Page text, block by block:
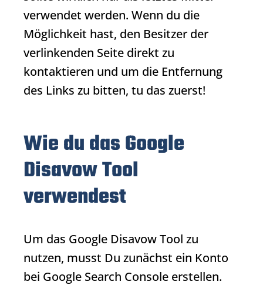
verwendet werden. Wenn du die
Möglichkeit hast, den Besitzer der
verlinkenden Seite direkt zu
kontaktieren und um die Entfernung
des Links zu bitten, tu das zuerst!
Wie du das Google
Disavow Tool
verwendest
Um das Google Disavow Tool zu
nutzen, musst Du zunächst ein Konto
bei Google Search Console erstellen.